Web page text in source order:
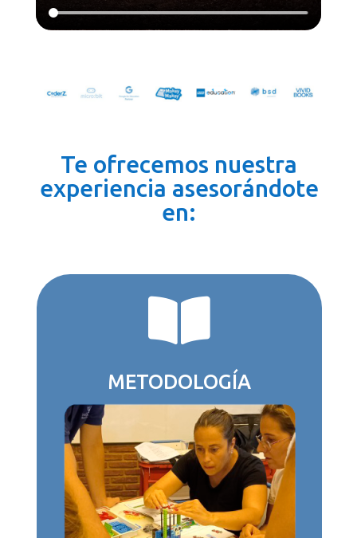
Te ofrecemos nuestra
experiencia asesorándote
en:

METODOLOGÍA